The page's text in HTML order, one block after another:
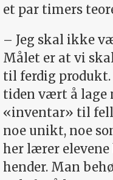
et par timers
– Jeg skal ikke
Målet er at vi
til ferdig
tiden vært å lage
«inventar» til
noe unikt, noe
her lærer elevene
hender. Man